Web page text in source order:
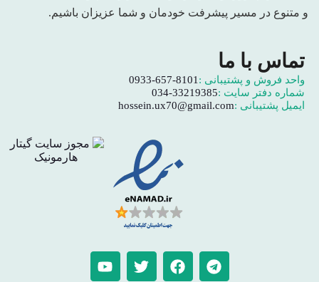
و متنوع در مسیر پیشرفت خودمان و شما عزیزان باشیم.
تماس با ما
واحد فروش و پشتیبانی : 0933-657-8101
شماره دفتر سایت :034-33219385
ایمیل پشتیبانی :hossein.ux70@gmail.com